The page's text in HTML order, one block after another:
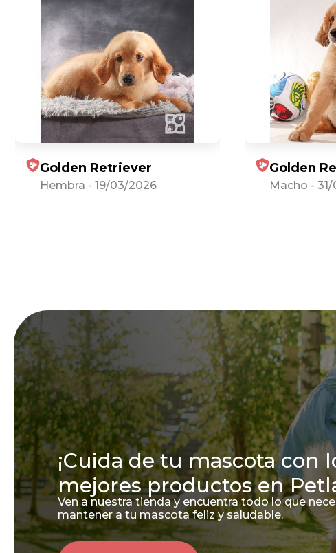
Golden Retriever
Hembra - 19/03/2026
Golden
Macho -
¡Cuida de tu mascota con
mejores productos en
Ven a nuestra tienda y encuentra todo lo que
mantener a tu mascota feliz y saludable.